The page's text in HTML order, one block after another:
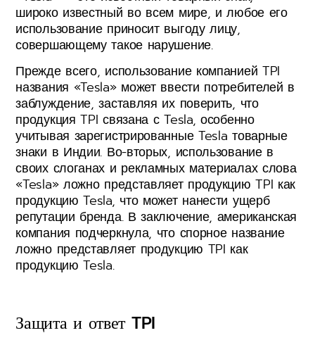
широко известный во всем мире, и любое его
использование приносит выгоду лицу,
совершающему такое нарушение.
Прежде всего, использование компанией TPI
названия «Tesla» может ввести потребителей в
заблуждение, заставляя их поверить, что
продукция TPI связана с Tesla, особенно
учитывая зарегистрированные Tesla товарные
знаки в Индии. Во-вторых, использование в
своих слоганах и рекламных материалах слова
«Tesla» ложно представляет продукцию TPI как
продукцию Tesla, что может нанести ущерб
репутации бренда. В заключение, американская
компания подчеркнула, что спорное название
ложно представляет продукцию TPI как
продукцию Tesla.
Защита и ответ TPI